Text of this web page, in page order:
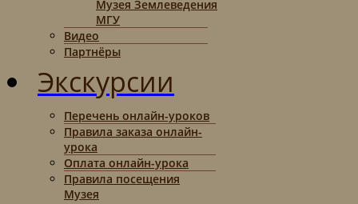
Музея Землеведения
МГУ
Видео
Партнёры
Экскурсии
Перечень онлайн-уроков
Правила заказа онлайн-
урока
Оплата онлайн-урока
Правила посещения
Музея